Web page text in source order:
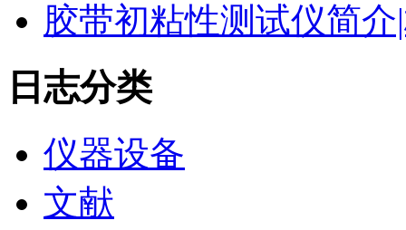
胶带初粘性测试仪简
日志分类
仪器设备
文献